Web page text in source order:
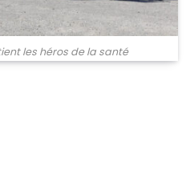
les héros de la santé